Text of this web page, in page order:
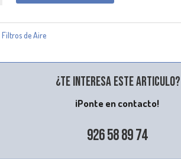
Filtros de Aire
¿Te interesa este articulo?
¡Ponte en contacto!
926 58 89 74